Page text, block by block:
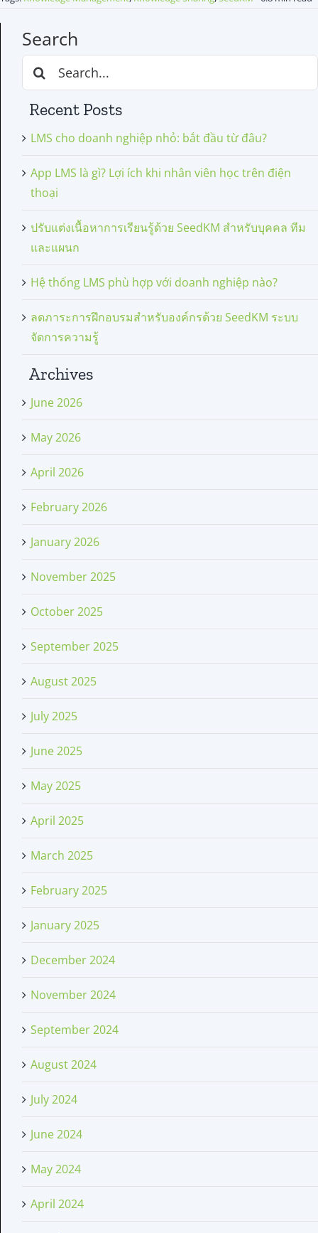
Search
Search
for:
Recent Posts
LMS cho doanh nghiệp nhỏ: bắt đầu từ đâu?
App LMS là gì? Lợi ích khi nhân viên học trên điện
thoại
ปรับแต่งเนื้อหาการเรียนรู้ด้วย SeedKM สำหรับบุคคล ทีม
และแผนก
Hệ thống LMS phù hợp với doanh nghiệp nào?
ลดภาระการฝึกอบรมสำหรับองค์กรด้วย SeedKM ระบบ
จัดการความรู้
Archives
June 2026
May 2026
April 2026
February 2026
January 2026
November 2025
October 2025
September 2025
August 2025
July 2025
June 2025
May 2025
April 2025
March 2025
February 2025
January 2025
December 2024
November 2024
September 2024
August 2024
July 2024
June 2024
May 2024
April 2024